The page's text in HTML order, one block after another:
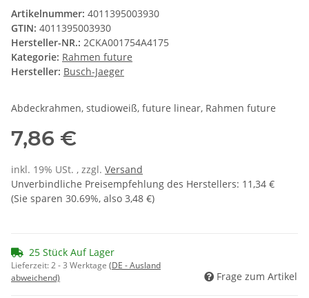
Artikelnummer: 4011395003930
GTIN: 4011395003930
Hersteller-NR.: 2CKA001754A4175
Kategorie: Rahmen future
Hersteller: Busch-Jaeger
Abdeckrahmen, studioweiß, future linear, Rahmen future
7,86 €
inkl. 19% USt. , zzgl. Versand
Unverbindliche Preisempfehlung des Herstellers: 11,34 €
(Sie sparen 30.69%, also 3,48 €)
25 Stück Auf Lager
Lieferzeit:2 - 3 Werktage (DE - Ausland
abweichend)
Frage zum Artikel